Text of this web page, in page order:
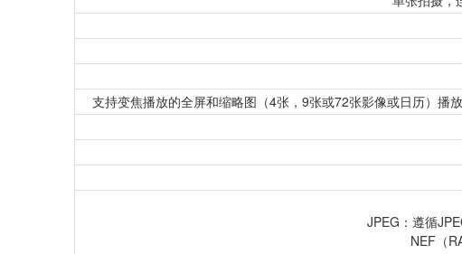
支持变焦播放的全屏和缩略图（4张，9张或72张影像或日历）播
JPEG：遵循
NEF（